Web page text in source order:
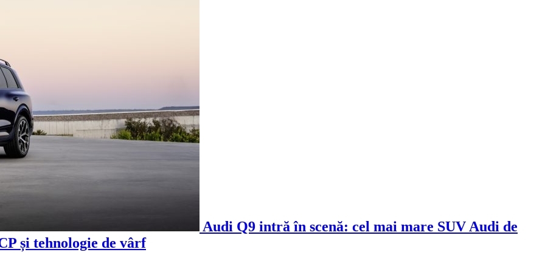
Audi Q9 intră în scenă: cel mai mare SUV Audi de
și tehnologie de vârf